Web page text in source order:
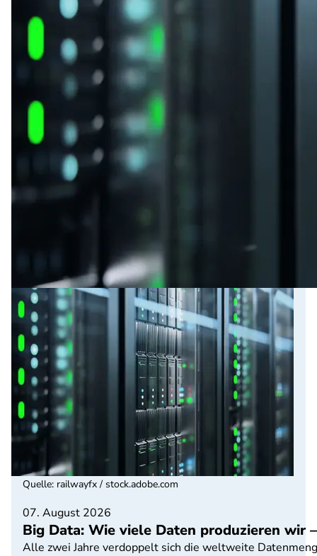
07. August 2026
Big Data: Wie viele Daten produzieren wir
Alle zwei Jahre verdoppelt sich die weltweite
Quelle: railwayfx / stock.adobe.com